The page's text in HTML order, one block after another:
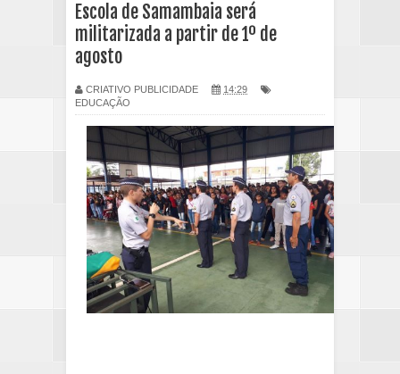
Escola de Samambaia será
militarizada a partir de 1º de
agosto
CRIATIVO PUBLICIDADE
14:29
EDUCAÇÃO